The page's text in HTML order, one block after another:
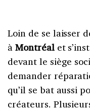
Loin de se laisser
à Montréalet
devant le siège
demander
qu’il se bat aussi
créateurs.